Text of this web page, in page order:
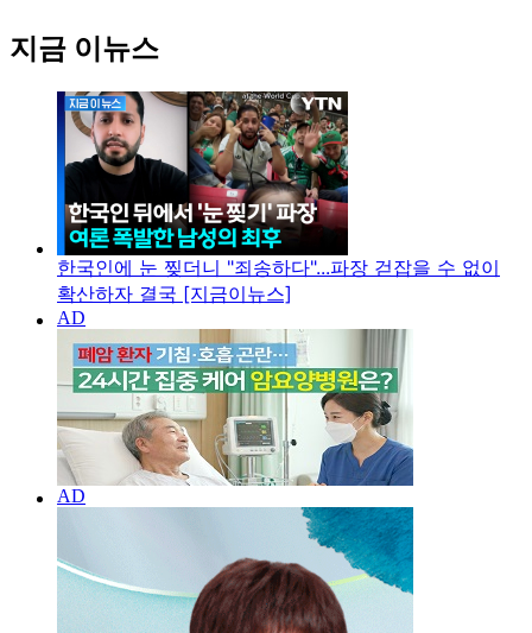
지금 이뉴스
한국인에 눈 찢더니 "죄송하다"...파장 걷잡을 수 없이
확산하자 결국 [지금이뉴스]